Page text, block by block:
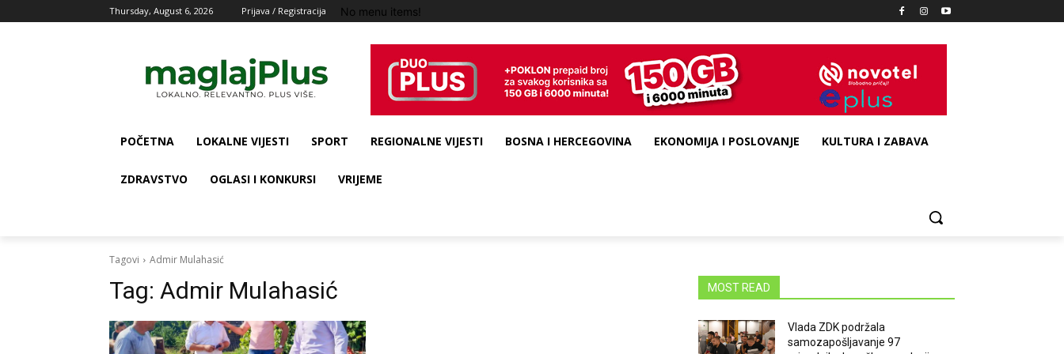
Thursday, August 6, 2026 Prijava / Registracija No menu items!
POČETNA LOKALNE VIJESTI SPORT REGIONALNE VIJESTI BOSNA I HERCEGOVINA EKONOMIJA I POSLOVANJE KULTURA I ZABAVA
ZDRAVSTVO OGLASI I KONKURSI VRIJEME
Tagovi Admir Mulahasić
Tag: Admir Mulahasić MOST READ
Vlada ZDK podržala
samozapošljavanje 97